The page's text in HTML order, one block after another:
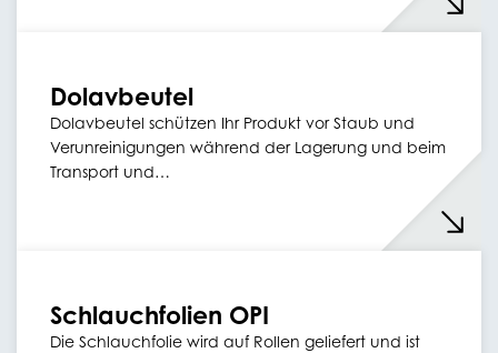
Dolavbeutel
Dolavbeutel schützen Ihr Produkt vor Staub und
Verunreinigungen während der Lagerung und beim
Transport und…
Schlauchfolien OPI
Die Schlauchfolie wird auf Rollen geliefert und ist